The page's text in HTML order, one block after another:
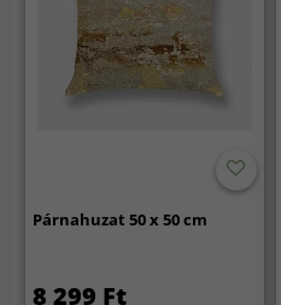
Párnahuzat 50 x 50 cm
8 299 Ft